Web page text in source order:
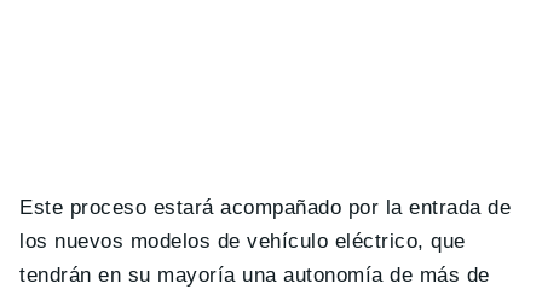
Este proceso estará acompañado por la entrada de
los nuevos modelos de vehículo eléctrico, que
tendrán en su mayoría una autonomía de más de